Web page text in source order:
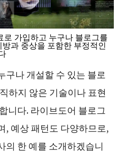
가입하고 누구나 블로그를
과 중상을 포함한 부정적인
구나 개설할 수 있는 블로
하지 않은 기술이나 표현
니다. 라이브도어 블로그
, 예상 패턴도 다양하므로,
의 한 예를 소개하겠습니